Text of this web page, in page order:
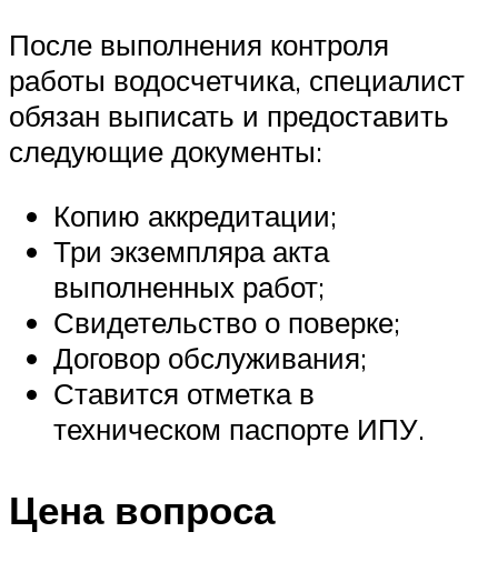
После выполнения контроля
работы водосчетчика, специалист
обязан выписать и предоставить
следующие документы:
Копию аккредитации;
Три экземпляра акта
выполненных работ;
Свидетельство о поверке;
Договор обслуживания;
Ставится отметка в
техническом паспорте ИПУ.
Цена вопроса